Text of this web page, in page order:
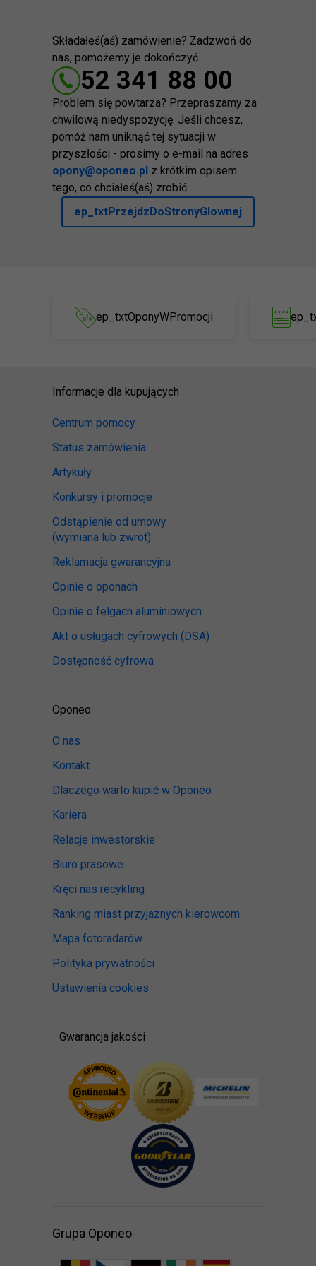
Składałeś(aś) zamówienie? Zadzwoń do
nas, pomożemy je dokończyć.
52 341 88 00
Problem się powtarza? Przepraszamy za
chwilową niedyspozycję. Jeśli chcesz,
pomóż nam uniknąć tej sytuacji w
przyszłości - prosimy o e-mail na adres
opony@oponeo.pl z krótkim opisem
tego, co chciałeś(aś) zrobić.
ep_txtPrzejdzDoStronyGlownej
ep_txtOponyWPromocji
Informacje dla kupujących
Centrum pomocy
Status zamówienia
Artykuły
Konkursy i promocje
Odstąpienie od umowy
(wymiana lub zwrot)
Reklamacja gwarancyjna
Opinie o oponach
Opinie o felgach aluminiowych
Akt o usługach cyfrowych (DSA)
Dostępność cyfrowa
Oponeo
O nas
Kontakt
Dlaczego warto kupić w Oponeo
Kariera
Relacje inwestorskie
Biuro prasowe
Kręci nas recykling
Ranking miast przyjaznych kierowcom
Mapa fotoradarów
Polityka prywatności
Ustawienia cookies
Gwarancja jakości
Grupa Oponeo